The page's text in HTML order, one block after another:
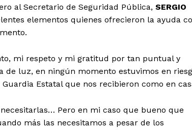
al Secretario de Seguridad Pública, SERGIO
elementos quienes ofrecieron la ayuda
mi respeto y mi gratitud por tan puntual y
de luz, en ningún momento estuvimos en
Estatal que nos recibieron como en
Pero en mi caso que bueno que
más las necesitamos a pesar de los